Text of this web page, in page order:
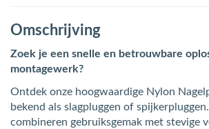
Omschrijving
Zoek je een snelle en betrouwbare
montagewerk?
Ontdek onze hoogwaardige Nylon
bekend als slagpluggen of
combineren gebruiksgemak met stevige